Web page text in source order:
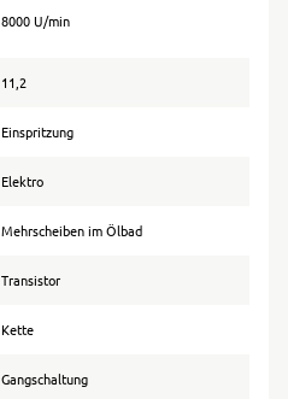
8000 U/min
11,2
Einspritzung
Elektro
Mehrscheiben im Ölbad
Transistor
Kette
Gangschaltung